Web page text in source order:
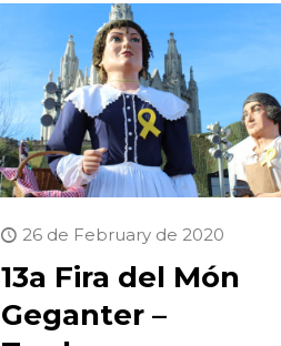
26 de February de 2020
13a Fira del Món
Geganter –